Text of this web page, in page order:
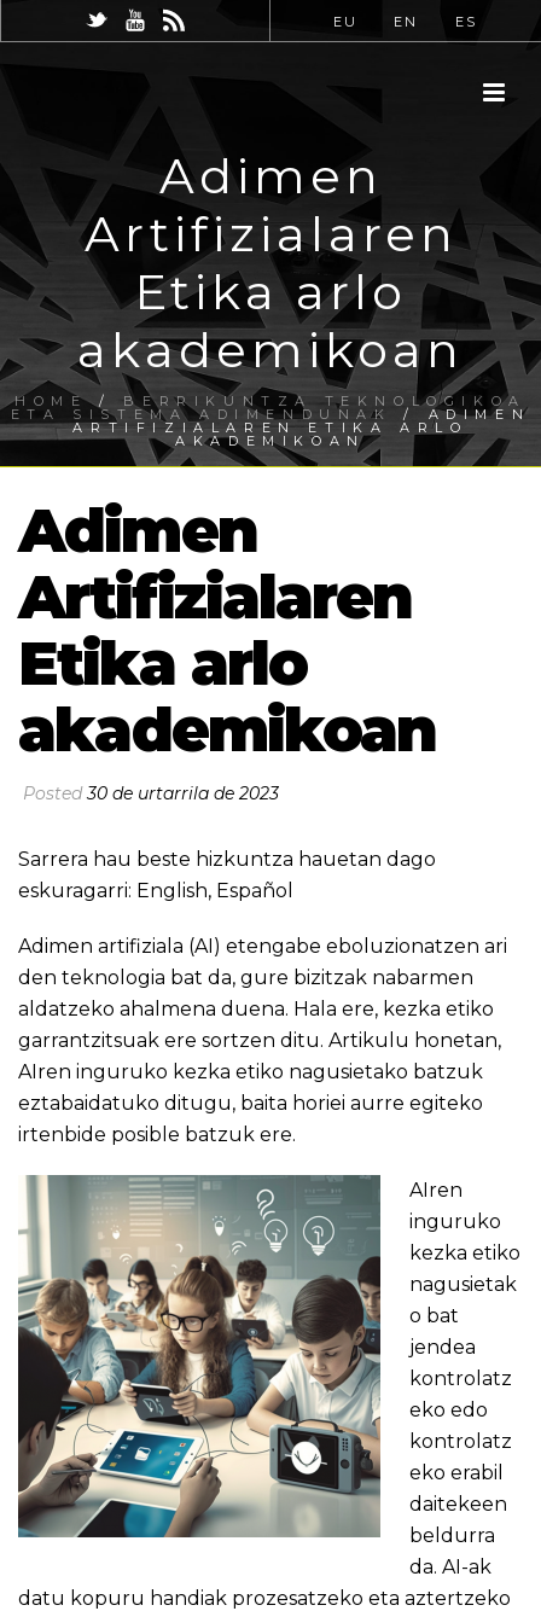
EU EN ES
Adimen
Artifizialaren
Etika arlo
akademikoan
HOME/ BERRIKUNTZA TEKNOLOGIKOA
ETA SISTEMA ADIMENDUNAK / ADIMEN
ARTIFIZIALAREN ETIKA ARLO
AKADEMIKOAN
Adimen
Artifizialaren
Etika arlo
akademikoan
Posted30 de urtarrila de 2023
Sarrera hau beste hizkuntza hauetan dago
eskuragarri: English, Español
Adimen artifiziala (AI) etengabe eboluzionatzen ari
den teknologia bat da, gure bizitzak nabarmen
aldatzeko ahalmena duena. Hala ere, kezka etiko
garrantzitsuak ere sortzen ditu. Artikulu honetan,
AIren inguruko kezka etiko nagusietako batzuk
eztabaidatuko ditugu, baita horiei aurre egiteko
irtenbide posible batzuk ere.
AIren
inguruko
kezka etiko
nagusietak
o bat
jendea
kontrolatz
eko edo
kontrolatz
eko erabil
daitekeen
beldurra
da. AI-ak
datu kopuru handiak prozesatzeko eta aztertzeko